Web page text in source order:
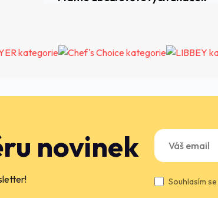
novinek
Souhlasím se